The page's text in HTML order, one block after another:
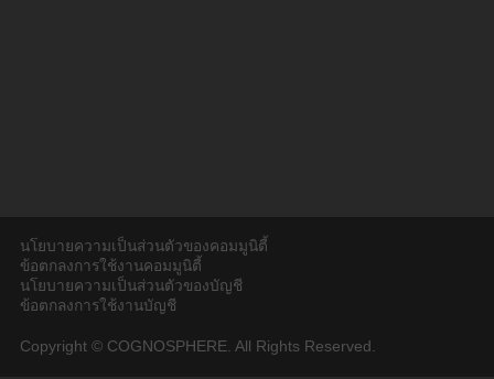
นโยบายความเป็นส่วนตัวของคอมมูนิตี้
ข้อตกลงการใช้งานคอมมูนิตี้
นโยบายความเป็นส่วนตัวของบัญชี
ข้อตกลงการใช้งานบัญชี
Copyright © COGNOSPHERE. All Rights Reserved.